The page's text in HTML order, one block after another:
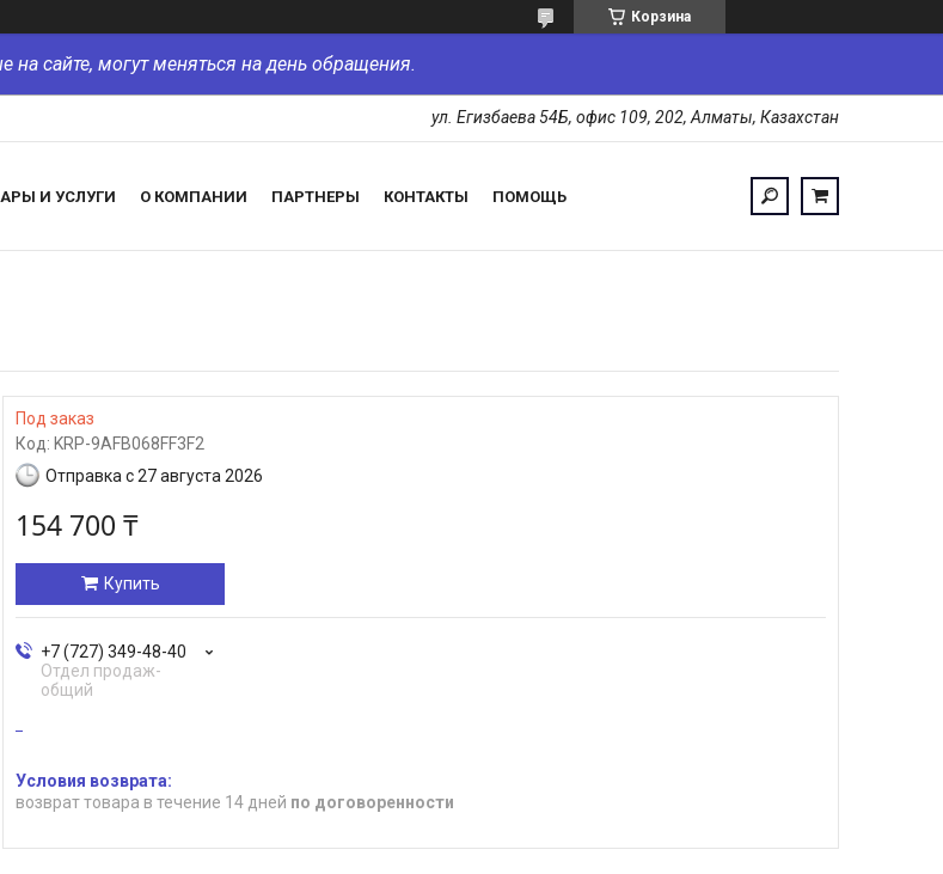
Корзина
на сайте, могут меняться на день обращения.
ул. Егизбаева 54Б, офис 109, 202, Алматы, Казахстан
И УСЛУГИ О КОМПАНИИ ПАРТНЕРЫ КОНТАКТЫ ПОМОЩЬ
Под заказ
Код: KRP-9AFB068FF3F2
Отправка с 27 августа 2026
154 700 ₸
Купить
+7 (727) 349-48-40
Отдел продаж-
общий
возврат товара в течение 14 дней по договоренности